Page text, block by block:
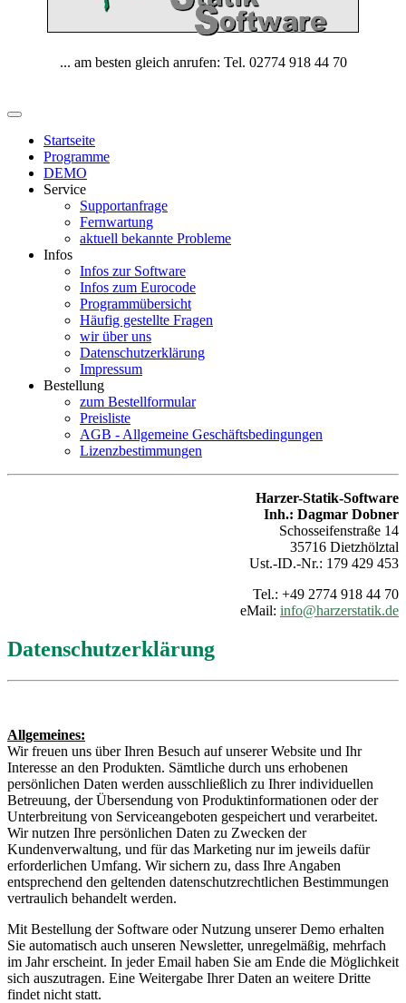
... am besten gleich anrufen: Tel. 02774 918 44 70
Startseite
Programme
DEMO
Service
Supportanfrage
Fernwartung
aktuell bekannte Probleme
Infos
Infos zur Software
Infos zum Eurocode
Programmübersicht
Häufig gestellte Fragen
wir über uns
Datenschutzerklärung
Impressum
Bestellung
zum Bestellformular
Preisliste
AGB - Allgemeine Geschäftsbedingungen
Lizenzbestimmungen
Harzer-Statik-Software
Inh.: Dagmar Dobner
Schosseifenstraße 14
35716 Dietzhölztal
Ust.-ID.-Nr.: 179 429 453
Tel.: +49 2774 918 44 70
eMail: info@harzerstatik.de
Datenschutzerklärung
Allgemeines:
Wir freuen uns über Ihren Besuch auf unserer Website und Ihr
Interesse an den Produkten. Sämtliche durch uns erhobenen
persönlichen Daten werden ausschließlich zu Ihrer individuellen
Betreuung, der Übersendung von Produktinformationen oder der
Unterbreitung von Serviceangeboten gespeichert und verarbeitet.
Wir nutzen Ihre persönlichen Daten zu Zwecken der
Kundenverwaltung, und für das Marketing nur im jeweils dafür
erforderlichen Umfang. Wir sichern zu, dass Ihre Angaben
entsprechend den geltenden datenschutzrechtlichen Bestimmungen
vertraulich behandelt werden.
Mit Bestellung der Software oder Nutzung unserer Demo erhalten
Sie automatisch auch unseren Newsletter, unregelmäßig, mehrfach
im Jahr erscheint. In jeder Email haben Sie am Ende die Möglichkeit
sich auszutragen. Eine Weitergabe Ihrer Daten an weitere Dritte
findet nicht statt.